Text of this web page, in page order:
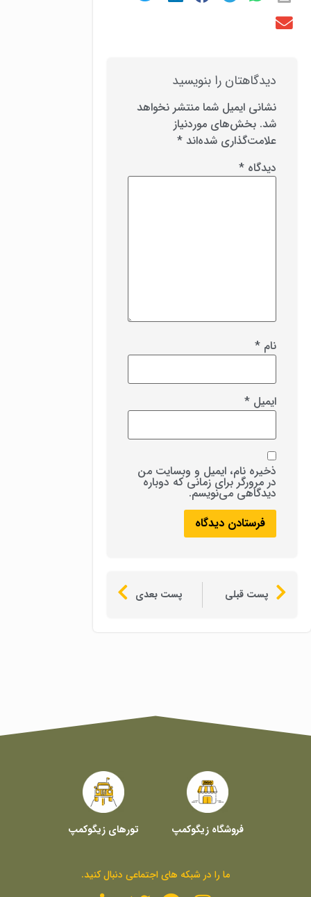
دیدگاهتان را بنویسید
نشانی ایمیل شما منتشر نخواهد
شد. بخش‌های موردنیاز
علامت‌گذاری شده‌اند *
دیدگاه *
نام *
ایمیل *
ذخیره نام، ایمیل و وبسایت من
در مرورگر برای زمانی که دوباره
دیدگاهی می‌نویسم.
پست قبلی پست بعدی
فروشگاه زیگوکمپ تورهای زیگوکمپ
ما را در شبکه های اجتماعی دنبال کنید.